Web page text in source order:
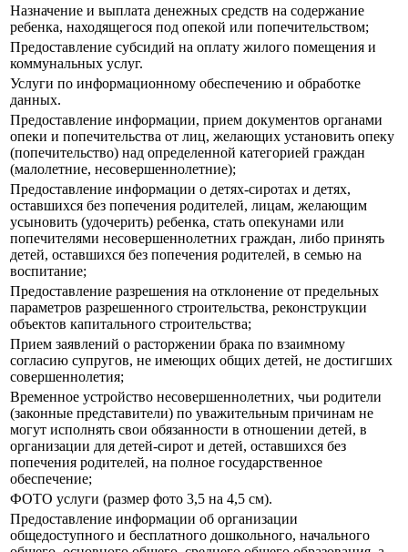
Назначение и выплата денежных средств на содержание
ребенка, находящегося под опекой или попечительством;
Предоставление субсидий на оплату жилого помещения и
коммунальных услуг.
Услуги по информационному обеспечению и обработке
данных.
Предоставление информации, прием документов органами
опеки и попечительства от лиц, желающих установить опеку
(попечительство) над определенной категорией граждан
(малолетние, несовершеннолетние);
Предоставление информации о детях-сиротах и детях,
оставшихся без попечения родителей, лицам, желающим
усыновить (удочерить) ребенка, стать опекунами или
попечителями несовершеннолетних граждан, либо принять
детей, оставшихся без попечения родителей, в семью на
воспитание;
Предоставление разрешения на отклонение от предельных
параметров разрешенного строительства, реконструкции
объектов капитального строительства;
Прием заявлений о расторжении брака по взаимному
согласию супругов, не имеющих общих детей, не достигших
совершеннолетия;
Временное устройство несовершеннолетних, чьи родители
(законные представители) по уважительным причинам не
могут исполнять свои обязанности в отношении детей, в
организации для детей-сирот и детей, оставшихся без
попечения родителей, на полное государственное
обеспечение;
ФОТО услуги (размер фото 3,5 на 4,5 см).
Предоставление информации об организации
общедоступного и бесплатного дошкольного, начального